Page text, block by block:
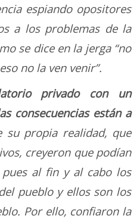
espiando opositores
a los problemas de la
se dice en la jerga “no
no la ven venir”.
privado con un
consecuencias están a
su propia realidad, que
creyeron que podían
al fin y al cabo los
pueblo y ellos son los
Por ello, confiaron la